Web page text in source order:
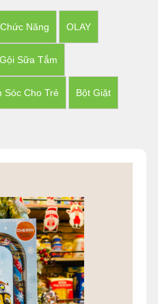
Năng OLAY
Sữa Tắm
Sóc Cho Trẻ Bột Giặt